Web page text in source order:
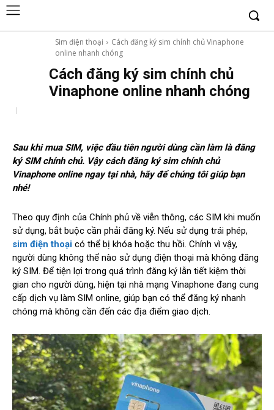
Sim điện thoại
Cách đăng ký sim chính chủ Vinaphone
online nhanh chóng
Cách đăng ký sim chính chủ
Vinaphone online nhanh chóng
Sau khi mua SIM, việc đầu tiên người dùng cần làm là đăng
ký SIM chính chủ. Vậy cách đăng ký sim chính chủ
Vinaphone online ngay tại nhà, hãy để chúng tôi giúp bạn
nhé!
Theo quy định của Chính phủ về viễn thông, các SIM khi muốn
sử dụng, bắt buộc cần phải đăng ký. Nếu sử dụng trái phép,
sim điện thoại có thể bị khóa hoặc thu hồi. Chính vì vậy,
người dùng không thể nào sử dụng điện thoại mà không đăng
ký SIM. Để tiện lợi trong quá trình đăng ký lẫn tiết kiệm thời
gian cho người dùng, hiện tại nhà mạng Vinaphone đang cung
cấp dịch vụ làm SIM online, giúp bạn có thể đăng ký nhanh
chóng mà không cần đến các địa điểm giao dịch.